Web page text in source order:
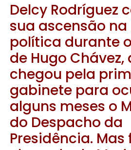
Delcy Rodríguez
sua ascensão
política durante
de Hugo
chegou pela
gabinete para
alguns meses o
do Despacho da
Presidência. Mas